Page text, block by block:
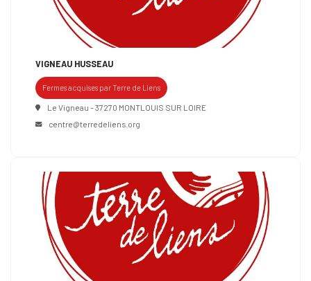
VIGNEAU HUSSEAU
Fermes acquises par Terre de Liens
Le Vigneau – 37270 MONTLOUIS SUR LOIRE
centre@terredeliens.org